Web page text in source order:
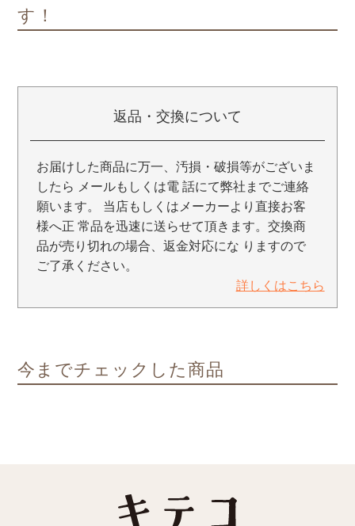
す！
返品・交換について
お届けした商品に万一、汚損・破損等がございま
したら メールもしくは電 話にて弊社までご連絡
願います。 当店もしくはメーカーより直接お客
様へ正 常品を迅速に送らせて頂きます。交換商
品が売り切れの場合、返金対応にな りますので
ご了承ください。
詳しくはこちら
今までチェックした商品